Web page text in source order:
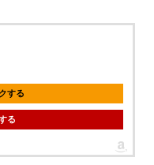
する
る